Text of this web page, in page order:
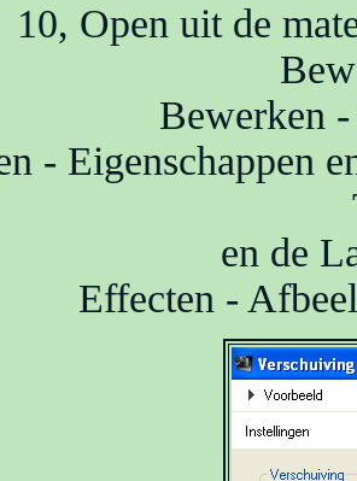
10, Open uit de
Bewerken
- Eigenschappen
en de
Effecten -